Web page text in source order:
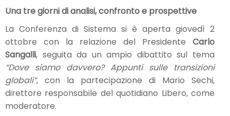
Una tre giorni di analisi, confronto e prospettive
La Conferenza di Sistema si è aperta giovedì 2
ottobre con la relazione del Presidente Carlo
Sangalli, seguita da un ampio dibattito sul tema
“Dove siamo davvero? Appunti sulle transizioni
globali”, con la partecipazione di Mario Sechi,
direttore responsabile del quotidiano Libero, come
moderatore.